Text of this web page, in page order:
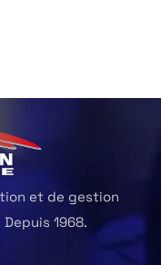
et de gestion
1968.